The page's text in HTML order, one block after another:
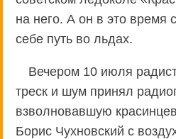
на него. А он в это время
себе путь во льдах.
Вечером 10 июля
треск и шум принял
взволновавшую
Борис Чухновский с